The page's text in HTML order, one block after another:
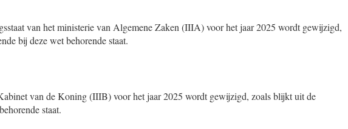
van het ministerie van Algemene Zaken (IIIA) voor het jaar 2025 wordt gewijzigd,
bij deze wet behorende staat.
van de Koning (IIIB) voor het jaar 2025 wordt gewijzigd, zoals blijkt uit de
staat.